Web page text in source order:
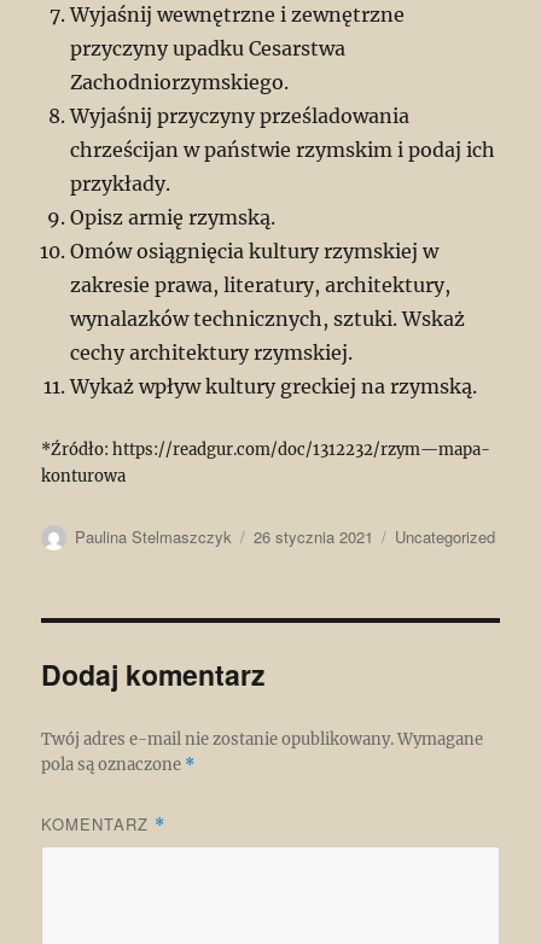
Wyjaśnij wewnętrzne i zewnętrzne
przyczyny upadku Cesarstwa
Zachodniorzymskiego.
Wyjaśnij przyczyny prześladowania
chrześcijan w państwie rzymskim i podaj ich
przykłady.
Opisz armię rzymską.
Omów osiągnięcia kultury rzymskiej w
zakresie prawa, literatury, architektury,
wynalazków technicznych, sztuki. Wskaż
cechy architektury rzymskiej.
Wykaż wpływ kultury greckiej na rzymską.
*Źródło: https://readgur.com/doc/1312232/rzym—mapa-
konturowa
Autor
Paulina Stelmaszczyk
Data
26 stycznia 2021 Kategorie
Uncategorized
Dodaj komentarz
Twój adres e-mail nie zostanie opublikowany. Wymagane
pola są oznaczone *
KOMENTARZ *